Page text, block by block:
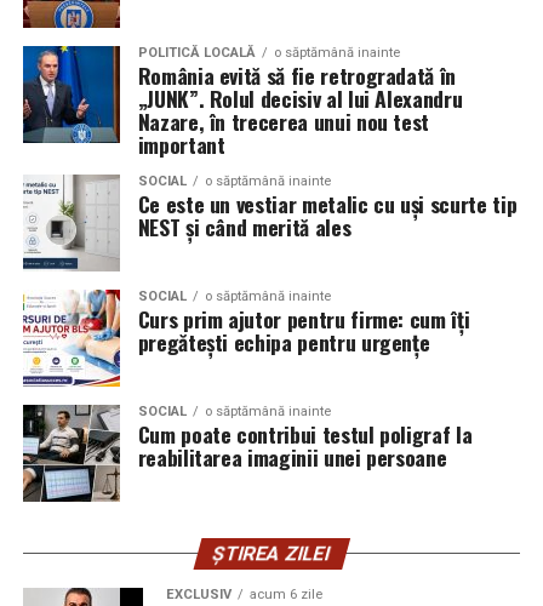
Audi;
Skoda;
Seat;
Porsche;
Opel;
Ford;
Renault și altele.
Compatibilitatea exactă trebuie verificată întotdeauna
în manualul vehiculului sau în documentația tehnică a
producătorului.
Este potrivit pentru motoarele diesel?
Da.
motoare diesel moderne.
Aceasta nu doar că îmbunătățește percepția față de
eveniment, dar poate și atrage mai mulți participanți
care sunt interesați de susținerea unor cauze ecologice.
Promovând un eveniment “verde”, organizatorii pot
atrage atenția asupra angajamentului față de protejarea
mediului și față de responsabilitatea socială.
Participanții vor aprecia cu siguranță faptul că
organizatorii au ales să adopte soluții care protejează
natura. De asemenea, acest lucru poate contribui la
creșterea reputației evenimentului și la creșterea
numărului de participanți în edițiile viitoare.
Confortul participanților
Deși un eveniment verde presupune economii de costuri
și un impact pozitiv asupra mediului, nu trebuie să se
facă compromisuri în ceea ce privește confortul
pentru a oferi un nivel ridicat de confort, similar celor
tradiționale.
POLITICĂ LOCALĂ o săptămână inainte
România evită să fie retrogradată în
„JUNK”. Rolul decisiv al lui Alexandru
Nazare, în trecerea unui nou test
important
SOCIAL o săptămână inainte
Ce este un vestiar metalic cu uși scurte tip
NEST și când merită ales
SOCIAL o săptămână inainte
Curs prim ajutor pentru firme: cum îți
pregătești echipa pentru urgențe
SOCIAL o săptămână inainte
Cum poate contribui testul poligraf la
reabilitarea imaginii unei persoane
ȘTIREA ZILEI
EXCLUSIV acum 6 zile